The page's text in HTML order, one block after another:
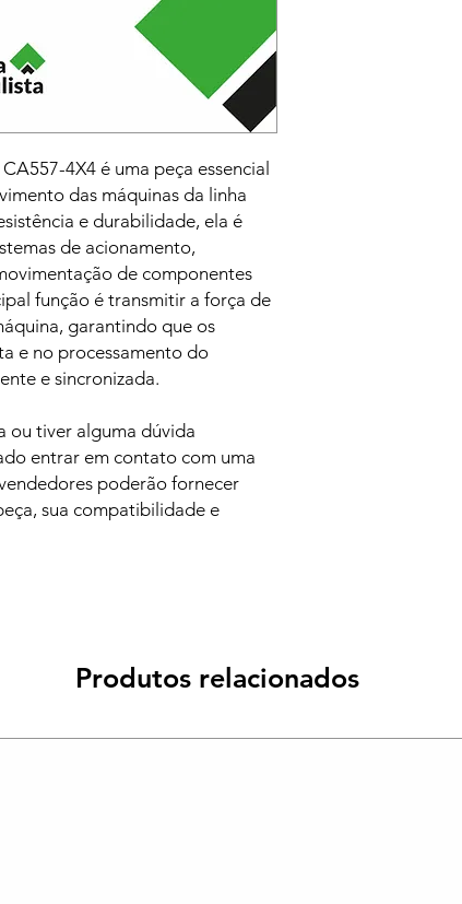
4X4 é uma peça essencial
das máquinas da linha
e durabilidade, ela é
de acionamento,
de componentes
função é transmitir a força de
garantindo que os
e no processamento do
e sincronizada.
ou tiver alguma dúvida
entrar em contato com uma
poderão fornecer
sua compatibilidade e
Produtos relacionados